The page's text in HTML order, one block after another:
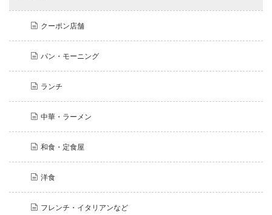
クーポン店舗
パン・モーニング
ランチ
中華・ラーメン
和食・定食屋
洋食
フレンチ・イタリアンなど